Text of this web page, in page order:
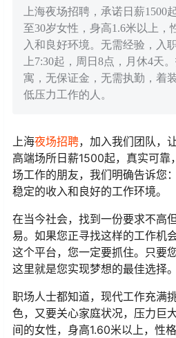
上海夜场招聘，承诺日薪1500
至30岁女性，身高1.6米以上，
入和良好环境。无需经验，入
上7:30起，周日8点，月休4天
寓，无保证金，无需执勤，着
低压力工作的人。
上海夜场招聘，加入我们团队，
高端场所日薪1500起，真实可靠
场工作的朋友，我们明确告诉您
稳定的收入和良好的工作环境。
在当今社会，找到一份要求不高
易。如果您正寻找这样的工作机
这个平台，您一定要抓住。只要
这里就是您实现梦想的最佳选择。
职场人士都知道，现代工作充满
色，又要关心家庭状况，压力巨
间的女性，身高1.60米以上，性